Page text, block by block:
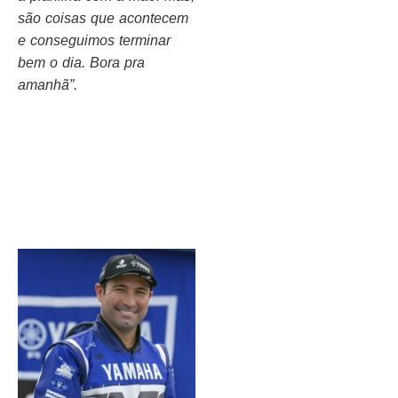
são coisas que acontecem
e conseguimos terminar
bem o dia. Bora pra
amanhã”.